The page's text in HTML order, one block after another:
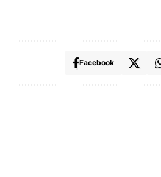
Facebook